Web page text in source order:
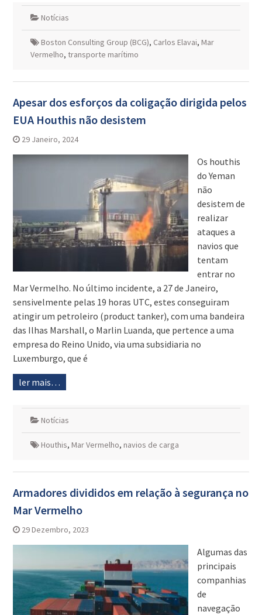
Notícias
Boston Consulting Group (BCG), Carlos Elavai, Mar
Vermelho, transporte marítimo
Apesar dos esforços da coligação dirigida pelos
EUA Houthis não desistem
29 Janeiro, 2024
Os houthis
do Yeman
não
desistem de
realizar
ataques a
navios que
tentam
entrar no
Mar Vermelho. No último incidente, a 27 de Janeiro,
sensivelmente pelas 19 horas UTC, estes conseguiram
atingir um petroleiro (product tanker), com uma bandeira
das Ilhas Marshall, o Marlin Luanda, que pertence a uma
empresa do Reino Unido, via uma subsidiaria no
Luxemburgo, que é
ler mais…
Notícias
Houthis, Mar Vermelho, navios de carga
Armadores divididos em relação à segurança no
Mar Vermelho
29 Dezembro, 2023
Algumas das
principais
companhias
de
navegação